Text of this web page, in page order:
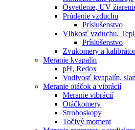
Osvetlenie, UV
Prúdenie vzduchu
Príslušenstvo
Vlhkosť vzduchu,
Príslušenstvo
Zvukomery a
Meranie kvapalín
pH, Redox
Vodivosť kvapalín,
Meranie otáčok a vibrácií
Meranie vibrácií
Otáčkomery
Stroboskopy
Točivý moment